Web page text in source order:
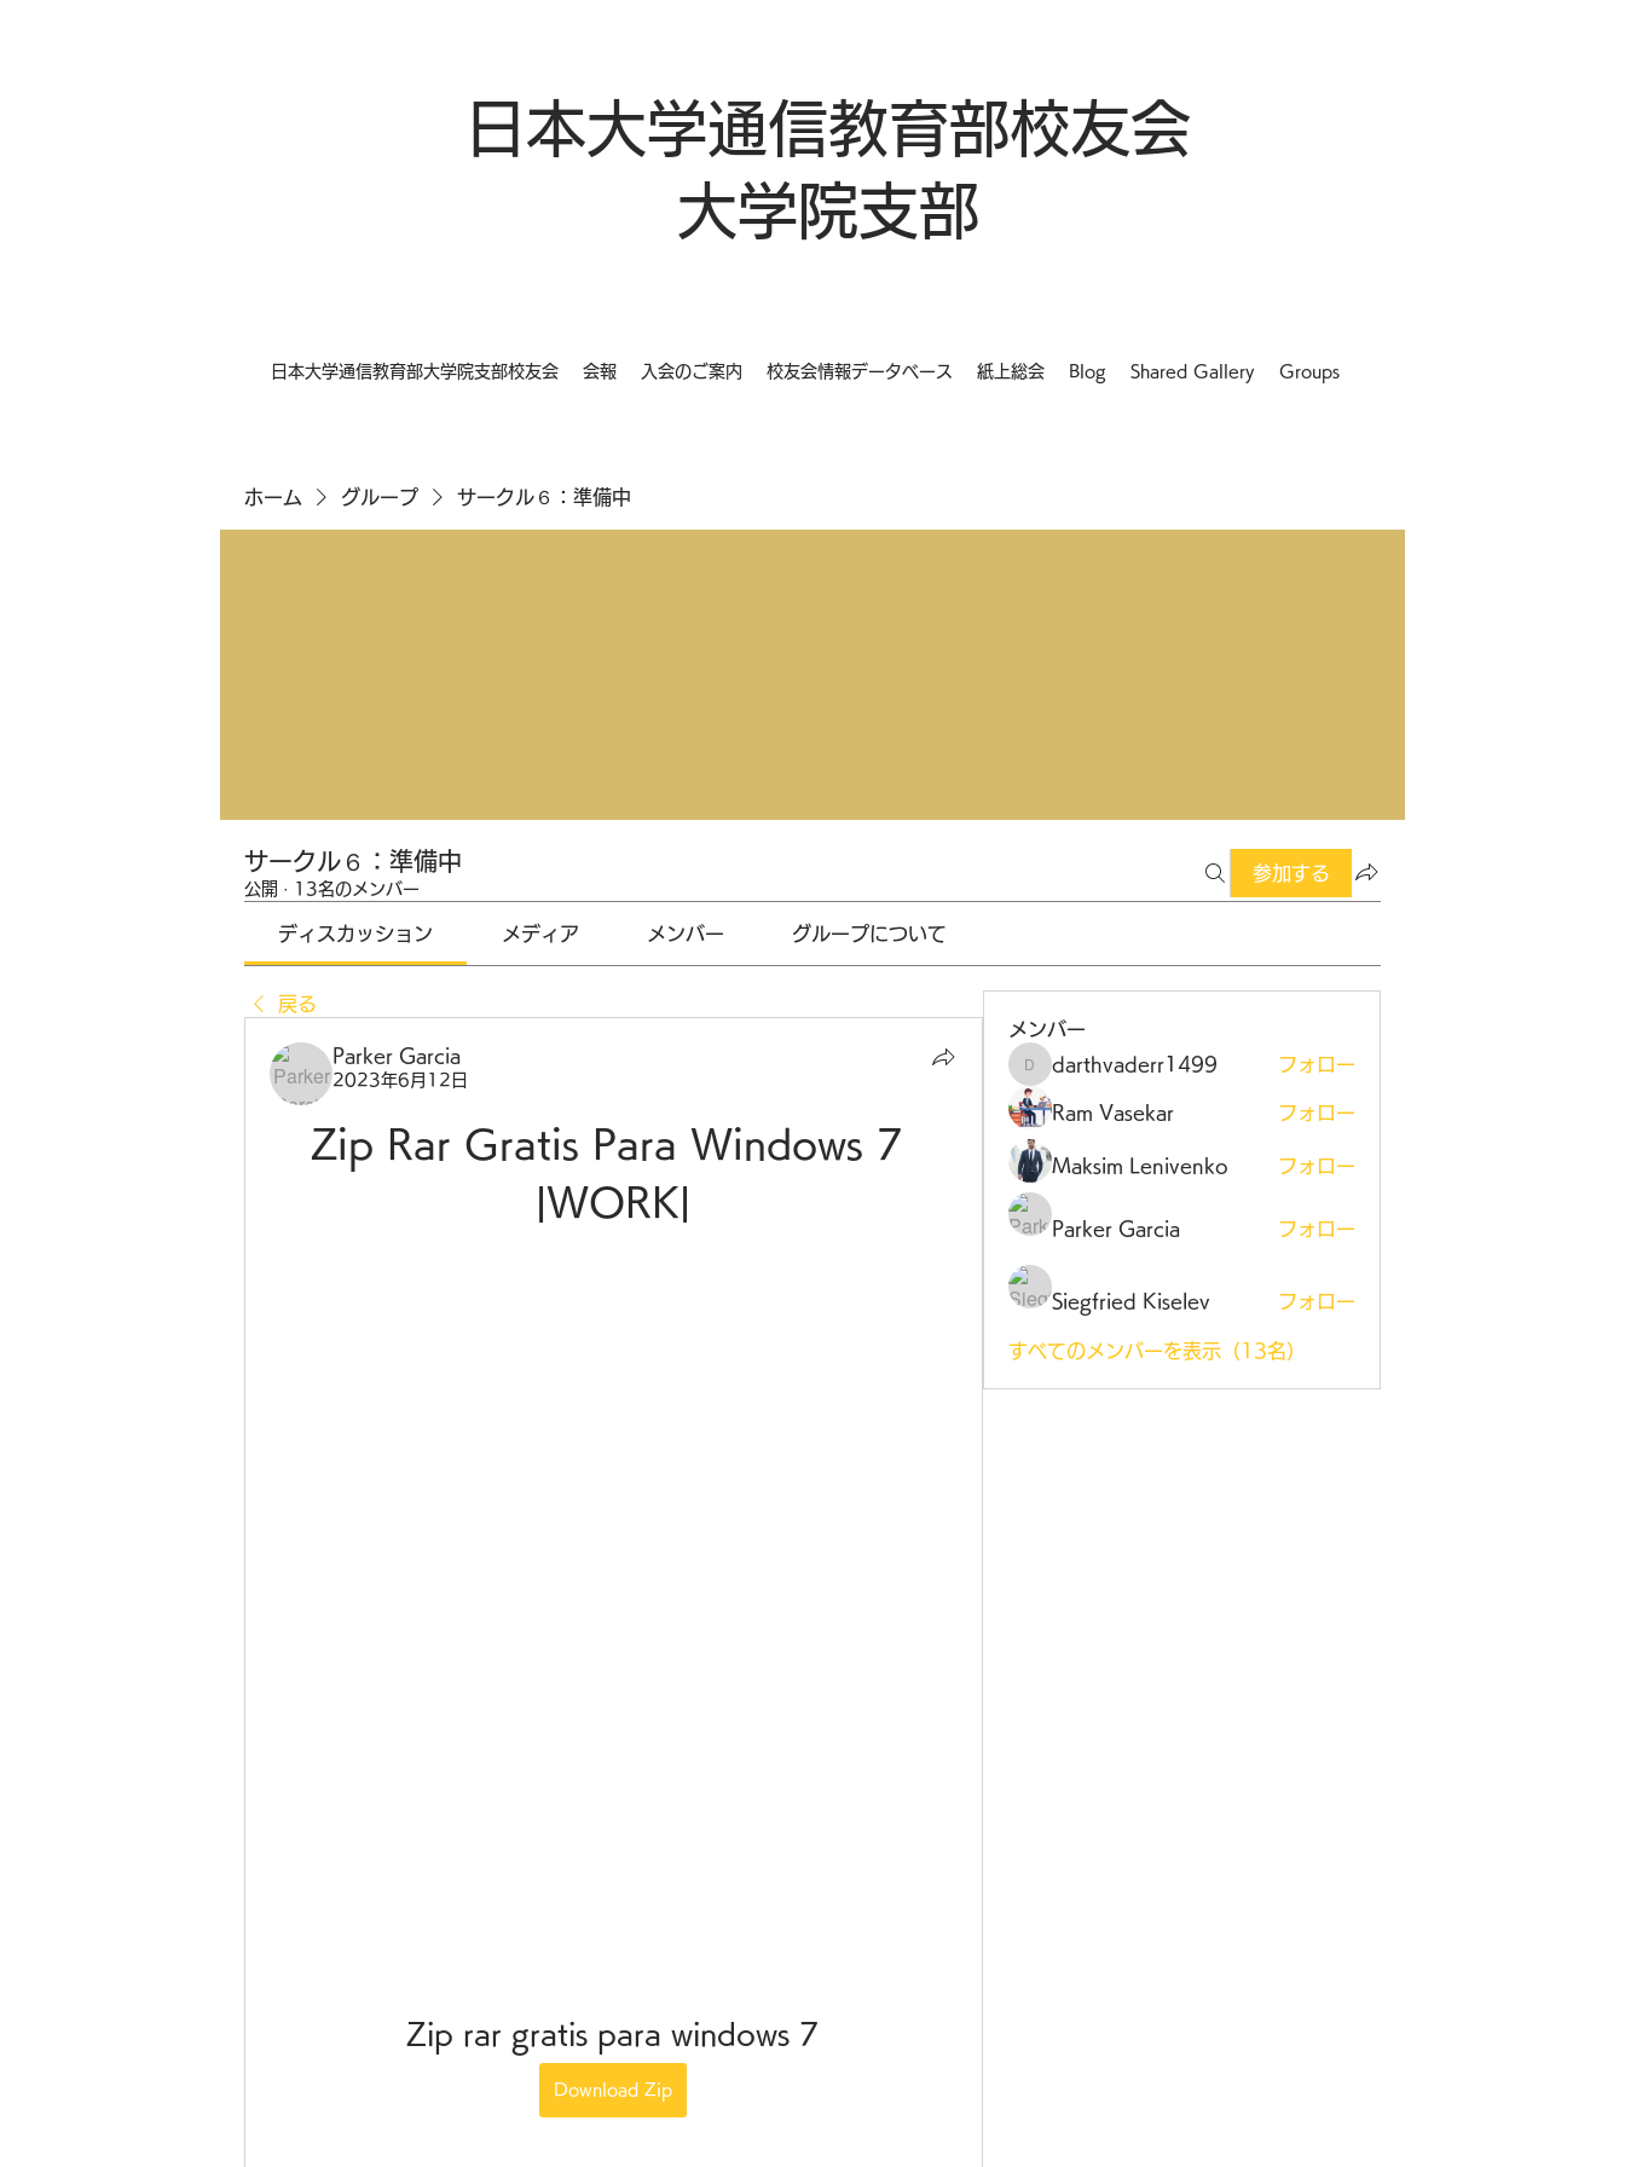
日本大学通信教育部校友会
大学院支部
日本大学通信教育部大学院支部校友会 会報 入会のご案内 校友会情報データベース 紙上総会 Blog Shared Gallery Groups
ホーム グループ サークル６：準備中
サークル６：準備中
公開 · 13名のメンバー
参加する
ディスカッション メディア メンバー グループについて
戻る
Parker Garcia
2023年6月12日
Zip Rar Gratis Para Windows 7
|WORK|
Zip rar gratis para windows 7
Download Zip
メンバー
darthvaderr1499
darthvaderr1499 フォロー
Ram Vasekar フォロー
Maksim Lenivenko フォロー
Parker Garcia フォロー
Siegfried Kiselev フォロー
すべてのメンバーを表示（13名）